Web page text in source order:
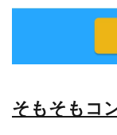
そもそもコ